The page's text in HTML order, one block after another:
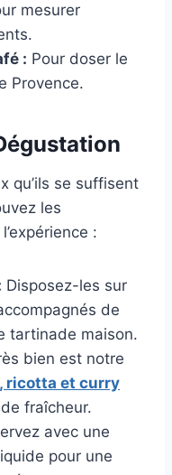
mesurer
: Pour doser le
Provence.
qu’ils se suffisent
les
:
Disposez-les sur
de
tartinade maison.
bien est notre
ricotta et curry
fraîcheur.
avec une
pour une